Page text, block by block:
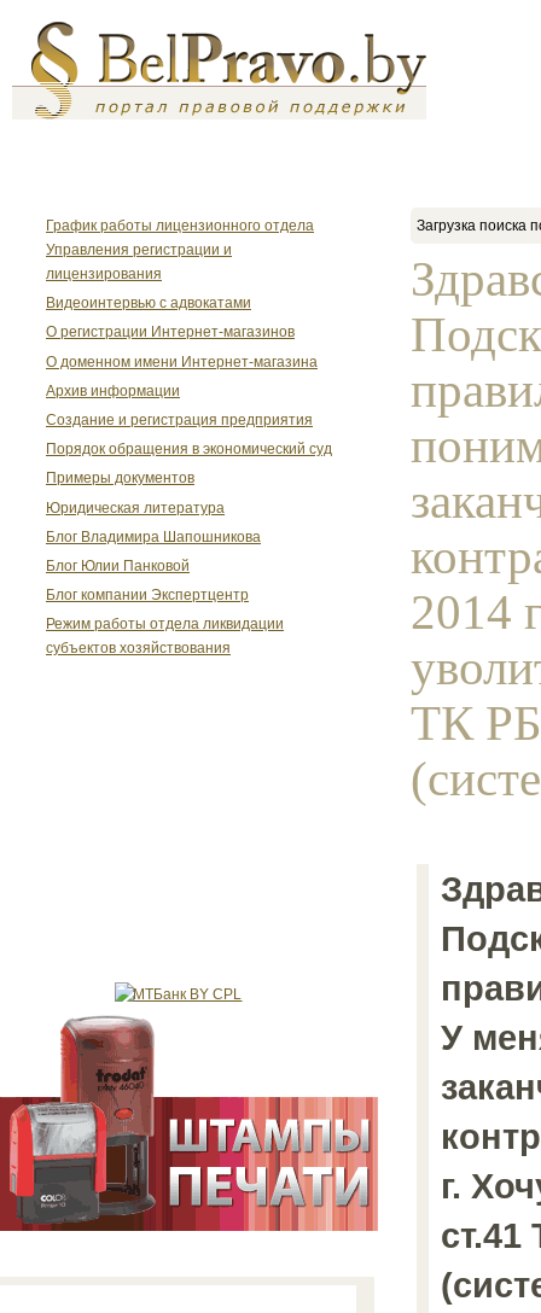
График работы лицензионного отдела
Управления регистрации и
лицензирования
Видеоинтервью с адвокатами
О регистрации Интернет-магазинов
О доменном имени Интернет-магазина
Архив информации
Создание и регистрация предприятия
Порядок обращения в экономический суд
Примеры документов
Юридическая литература
Блог Владимира Шапошникова
Блог Юлии Панковой
Блог компании Экспертцентр
Режим работы отдела ликвидации
субъектов хозяйствования
Загрузка поиска
2014
ТК РБ
У
г.